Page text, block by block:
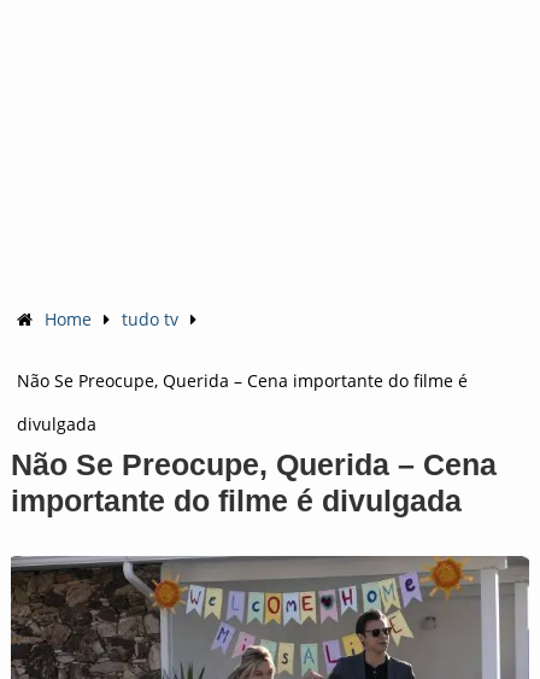
Home tudo tv
Não Se Preocupe, Querida – Cena importante do filme é
divulgada
Não Se Preocupe, Querida – Cena
importante do filme é divulgada